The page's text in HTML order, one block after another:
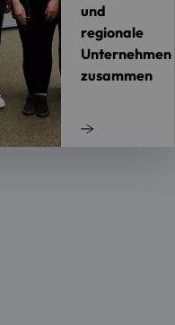
und
regionale
Unternehmen
zusammen